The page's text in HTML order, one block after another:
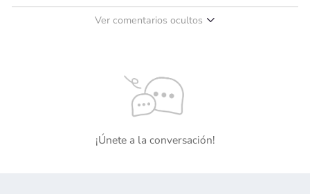
Ver comentarios ocultos
¡Únete a la conversación!